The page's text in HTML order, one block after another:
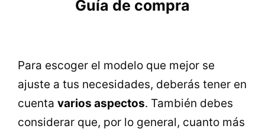
Guía de compra
Para escoger el modelo que mejor se
ajuste a tus necesidades, deberás tener en
cuenta varios aspectos. También debes
considerar que, por lo general, cuanto más